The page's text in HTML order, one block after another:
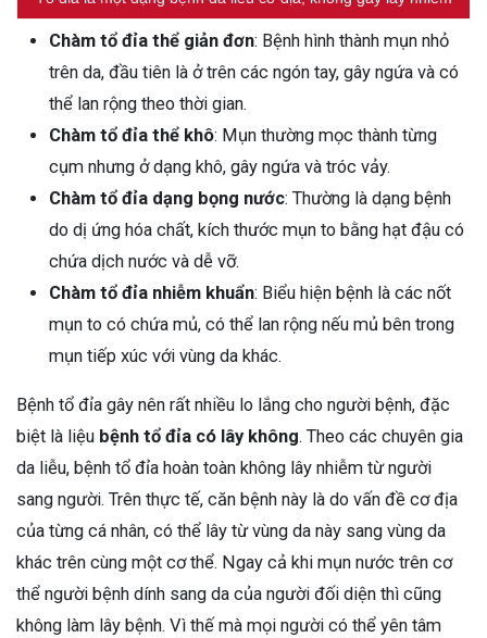
Chàm tổ đỉa thể giản đơn: Bệnh hình thành mụn nhỏ
trên da, đầu tiên là ở trên các ngón tay, gây ngứa và có
thể lan rộng theo thời gian.
Chàm tổ đỉa thể khô: Mụn thường mọc thành từng
cụm nhưng ở dạng khô, gây ngứa và tróc vảy.
Chàm tổ đỉa dạng bọng nước: Thường là dạng bệnh
do dị ứng hóa chất, kích thước mụn to bằng hạt đậu có
chứa dịch nước và dễ vỡ.
Chàm tổ đỉa nhiễm khuẩn: Biểu hiện bệnh là các nốt
mụn to có chứa mủ, có thể lan rộng nếu mủ bên trong
mụn tiếp xúc với vùng da khác.
Bệnh tổ đỉa gây nên rất nhiều lo lắng cho người bệnh, đặc
biệt là liệu bệnh tổ đỉa có lây không. Theo các chuyên gia
da liễu, bệnh tổ đỉa hoàn toàn không lây nhiễm từ người
sang người. Trên thực tế, căn bệnh này là do vấn đề cơ địa
của từng cá nhân, có thể lây từ vùng da này sang vùng da
khác trên cùng một cơ thể. Ngay cả khi mụn nước trên cơ
thể người bệnh dính sang da của người đối diện thì cũng
không làm lây bệnh. Vì thế mà mọi người có thể yên tâm